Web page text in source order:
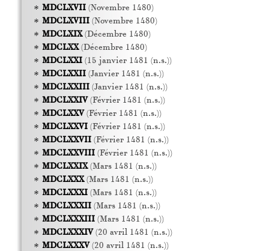
MDCLXVII(Novembre 1480)
MDCLXVIII(Novembre 1480)
MDCLXIX(Décembre 1480)
MDCLXX(Décembre 1480)
MDCLXXI(15 janvier 1481 (n.s.))
MDCLXXII(Janvier 1481 (n.s.))
MDCLXXIII(Janvier 1481 (n.s.))
MDCLXXIV(Février 1481 (n.s.))
MDCLXXV(Février 1481 (n.s.))
MDCLXXVI(Février 1481 (n.s.))
MDCLXXVII(Février 1481 (n.s.))
MDCLXXVIII(Février 1481 (n.s.))
MDCLXXIX(Mars 1481 (n.s.))
MDCLXXX(Mars 1481 (n.s.))
MDCLXXXI(Mars 1481 (n.s.))
MDCLXXXII(Mars 1481 (n.s.))
MDCLXXXIII(Mars 1481 (n.s.))
MDCLXXXIV(20 avril 1481 (n.s.))
MDCLXXXV(20 avril 1481 (n.s.))